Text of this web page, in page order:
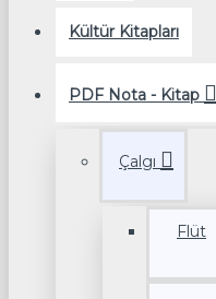
Kültür Kitapları
PDF Nota - Kitap
Çalgı
Flüt